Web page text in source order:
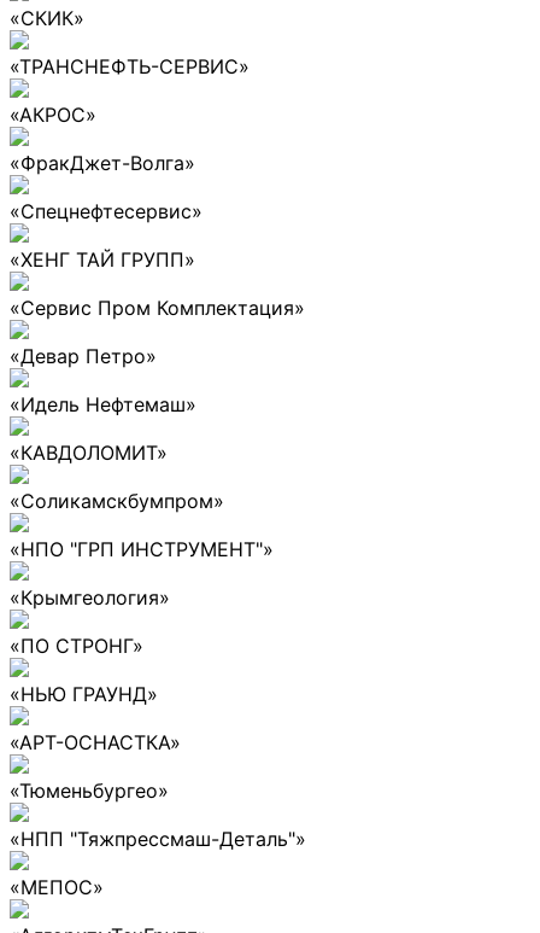
«СКИК»
«ТРАНСНЕФТЬ-СЕРВИС»
«АКРОС»
«ФракДжет-Волга»
«Спецнефтесервис»
«ХЕНГ ТАЙ ГРУПП»
«Сервис Пром Комплектация»
«Девар Петро»
«Идель Нефтемаш»
«КАВДОЛОМИТ»
«Соликамскбумпром»
«НПО "ГРП ИНСТРУМЕНТ"»
«Крымгеология»
«ПО СТРОНГ»
«НЬЮ ГРАУНД»
«АРТ-ОСНАСТКА»
«Тюменьбургео»
«НПП "Тяжпрессмаш-Деталь"»
«МЕПОС»